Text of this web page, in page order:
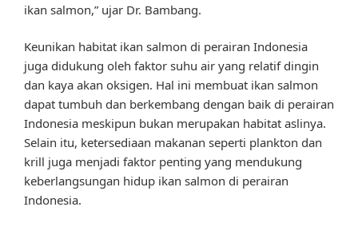
ikan salmon,” ujar Dr. Bambang.
Keunikan habitat ikan salmon di perairan Indonesia
juga didukung oleh faktor suhu air yang relatif dingin
dan kaya akan oksigen. Hal ini membuat ikan salmon
dapat tumbuh dan berkembang dengan baik di perairan
Indonesia meskipun bukan merupakan habitat aslinya.
Selain itu, ketersediaan makanan seperti plankton dan
krill juga menjadi faktor penting yang mendukung
keberlangsungan hidup ikan salmon di perairan
Indonesia.